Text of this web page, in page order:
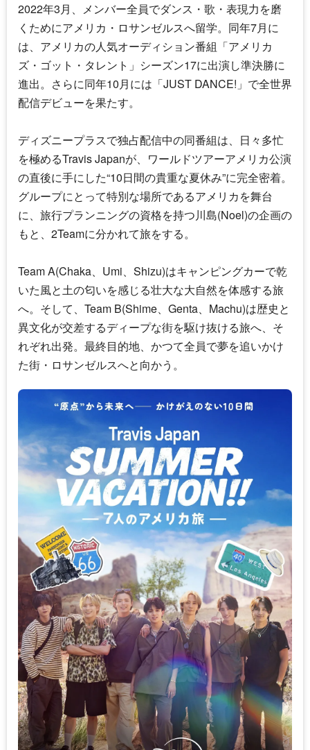
2022年3月、メンバー全員でダンス・歌・表現力を磨
くためにアメリカ・ロサンゼルスへ留学。同年7月に
は、アメリカの人気オーディション番組「アメリカ
ズ・ゴット・タレント」シーズン17に出演し準決勝に
進出。さらに同年10月には「JUST DANCE!」で全世界
配信デビューを果たす。
ディズニープラスで独占配信中の同番組は、日々多忙
を極めるTravis Japanが、ワールドツアーアメリカ公演
の直後に手にした“10日間の貴重な夏休み”に完全密着。
グループにとって特別な場所であるアメリカを舞台
に、旅行プランニングの資格を持つ川島(Noel)の企画の
もと、2Teamに分かれて旅をする。
Team A(Chaka、Umi、Shizu)はキャンピングカーで乾
いた風と土の匂いを感じる壮大な大自然を体感する旅
へ。そして、Team B(Shime、Genta、Machu)は歴史と
異文化が交差するディープな街を駆け抜ける旅へ、そ
れぞれ出発。最終目的地、かつて全員で夢を追いかけ
た街・ロサンゼルスへと向かう。